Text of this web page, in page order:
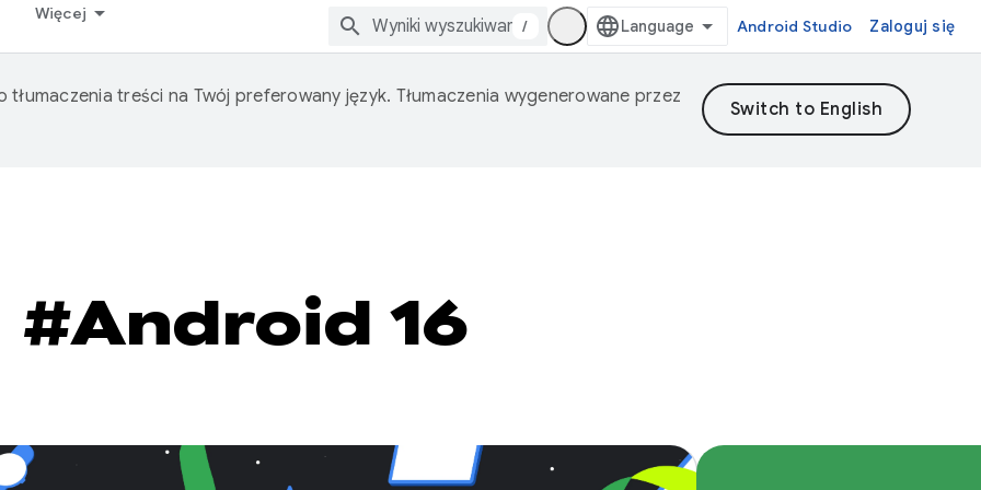
Więcej
/ Android Studio Zaloguj się
treści na Twój preferowany język. Tłumaczenia wygenerowane przez
#Android 16